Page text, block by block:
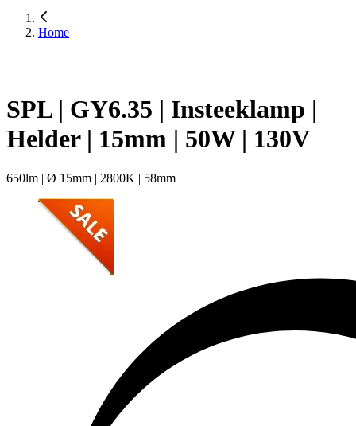
Home
SPL | GY6.35 | Insteeklamp |
Helder | 15mm | 50W | 130V
650lm | Ø 15mm | 2800K | 58mm